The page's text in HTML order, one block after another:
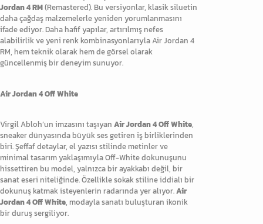
Jordan 4 RM(Remastered). Bu versiyonlar, klasik siluetin
daha çağdaş malzemelerle yeniden yorumlanmasını
ifade ediyor. Daha hafif yapılar, artırılmış nefes
alabilirlik ve yeni renk kombinasyonlarıyla Air Jordan 4
RM, hem teknik olarak hem de görsel olarak
güncellenmiş bir deneyim sunuyor.
Air Jordan 4 Off White
Virgil Abloh’un imzasını taşıyan Air Jordan 4 Off White,
sneaker dünyasında büyük ses getiren iş birliklerinden
biri. Şeffaf detaylar, el yazısı stilinde metinler ve
minimal tasarım yaklaşımıyla Off-White dokunuşunu
hissettiren bu model, yalnızca bir ayakkabı değil, bir
sanat eseri niteliğinde. Özellikle sokak stiline iddialı bir
dokunuş katmak isteyenlerin radarında yer alıyor.Air
Jordan 4 Off White, modayla sanatı buluşturan ikonik
bir duruş sergiliyor.